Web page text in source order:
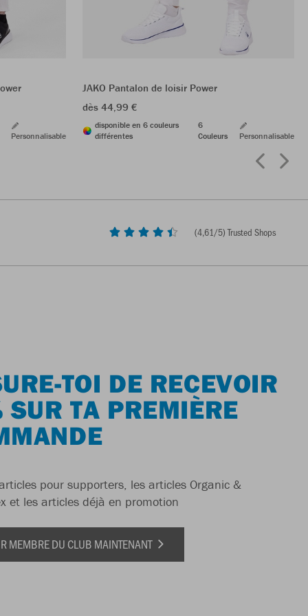
Personnalisable
JAKO Pantalon de loisir Power
dès 44,99 €
disponible en 6 couleurs
différentes
6
Couleurs
Personnalisable
(4,61/5) Trusted Shops
TOI DE RECEVOIR
SUR TA PREMIÈRE
pour supporters, les articles Organic &
et les articles déjà en promotion
MEMBRE DU CLUB MAINTENANT